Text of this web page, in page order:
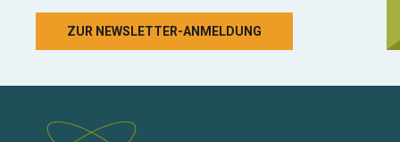
ZUR NEWSLETTER-ANMELDUNG